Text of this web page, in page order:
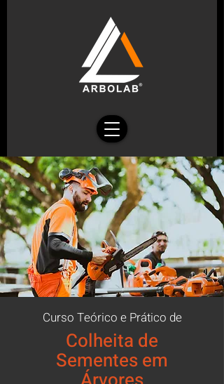
Curso Teórico e Prático de
Colheita de
Sementes em